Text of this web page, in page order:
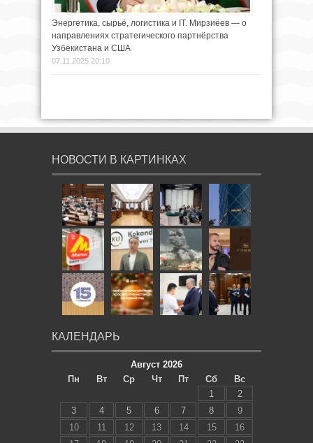
Энергетика, сырьё, логистика и IT. Мирзиёев — о
направлениях стратегического партнёрства
Узбекистана и США
07.11.2025 20:10
НОВОСТИ В КАРТИНКАХ
КАЛЕНДАРЬ
Август 2026
Пн
Вт Ср Чт Пт Сб
Вс
1
2
3
4 5 6 7 8
9
10
11 12 13 14 15
16